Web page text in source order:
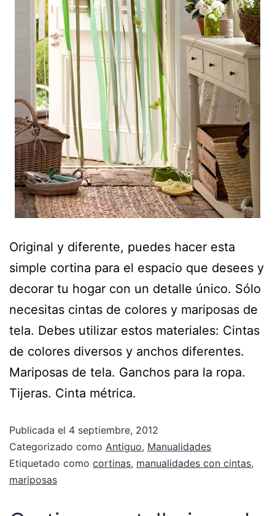
Original y diferente, puedes hacer esta
simple cortina para el espacio que desees y
decorar tu hogar con un detalle único. Sólo
necesitas cintas de colores y mariposas de
tela. Debes utilizar estos materiales: Cintas
de colores diversos y anchos diferentes.
Mariposas de tela. Ganchos para la ropa.
Tijeras. Cinta métrica.
Publicada el 4 septiembre, 2012
Categorizado como Antiguo, Manualidades
Etiquetado como cortinas, manualidades con cintas,
mariposas